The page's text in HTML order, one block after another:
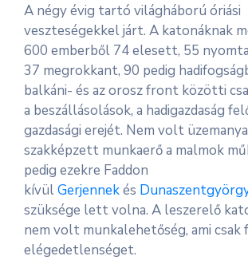
A négy évig tartó világháború óriási
veszteségekkel járt. A katonáknak
600 emberből 74 elesett, 55
37 megrokkant, 90 pedig
balkáni- és az orosz front közötti
a beszállásolások, a hadigazdaság
gazdasági erejét. Nem volt
szakképzett munkaerő a malmok
pedig ezekre Faddon
kívülGerjennekés
szüksége lett volna. A leszerelő
nem volt munkalehetőség, ami csak
elégedetlenséget.